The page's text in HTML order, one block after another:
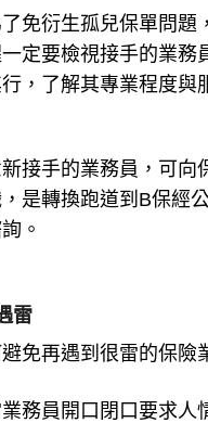
免衍生孤兒保單問
定要檢視接手的業務
，了解其專業程度與
接手的業務員，可向
是轉換跑道到B保經
。
雷
免再遇到很雷的保險
務員開口閉口要求